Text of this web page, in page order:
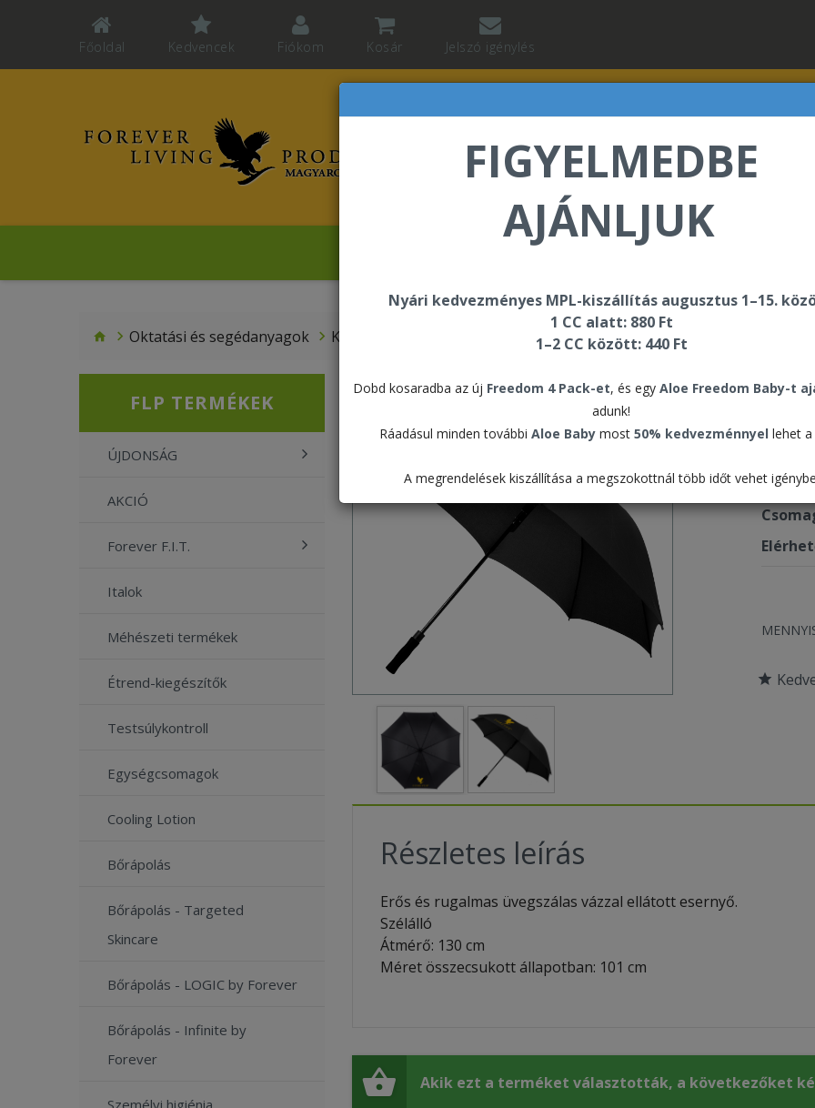
FIGYELMEDBE
AJÁNLJUK
Nyári kedvezményes MPL-kiszállítás augusztus 1–15.
1 CC alatt: 880 Ft
1–2 CC között: 440 Ft
Dobd kosaradba az új Freedom 4 Pack-et, és egy Aloe Freedom Baby-t
adunk!
Ráadásul minden további Aloe Babymost 50% kedvezménnyel lehet a
A megrendelések kiszállítása a megszokottnál több időt vehet
Főoldal Kedvencek Fiókom Kosár Jelszó igénylés
Schleppné Dr. Kasz Edit üdvözli Önt a Forever Living
Oktatási és segédanyagok Kiegészítők
FLP TERMÉKEK
ÚJDONSÁG
AKCIÓ
Forever F.I.T.
Italok
Méhészeti termékek
Étrend-kiegészítők
Testsúlykontroll
Egységcsomagok
Cooling Lotion
Bőrápolás
Bőrápolás - Targeted
Skincare
Bőrápolás - LOGIC by Forever
Bőrápolás - Infinite by
Forever
Személyi higiénia
Részletes leírás
Erős és rugalmas üvegszálas vázzal ellátott esernyő.
Szélálló
Átmérő: 130 cm
Méret összecsukott állapotban: 101 cm
Akik ezt a terméket választották, a következőket